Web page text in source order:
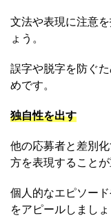
文法や表現に注意
ょう。
誤字や脱字を防ぐ
めです。
独自性を出す
他の応募者と差別
方を表現することが
個人的なエピソー
をアピールしましょ